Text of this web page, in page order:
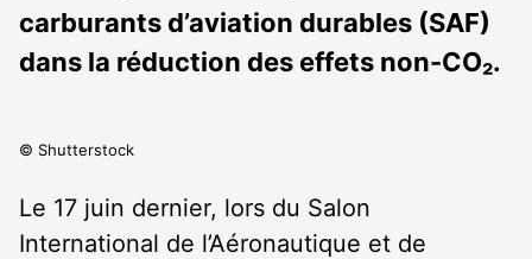
carburants d’aviation durables (SAF)
dans la réduction des effets non-CO₂.
© Shutterstock
Le 17 juin dernier, lors du Salon
International de l’Aéronautique et de